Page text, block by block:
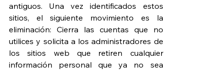
antiguos. Una vez identificados estos
sitios, el siguiente movimiento es la
eliminación: Cierra las cuentas que no
utilices y solicita a los administradores de
los sitios web que retiren cualquier
información personal que ya no sea